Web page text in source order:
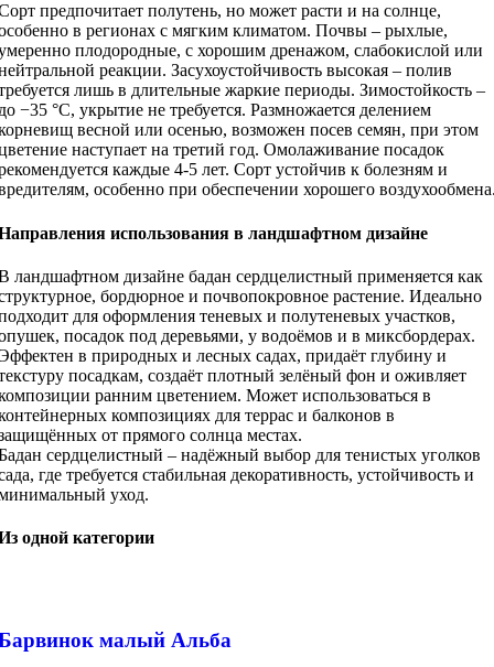
предпочитает полутень, но может расти и на солнце,
в регионах с мягким климатом. Почвы – рыхлые,
плодородные, с хорошим дренажом, слабокислой или
реакции. Засухоустойчивость высокая – полив
лишь в длительные жаркие периоды. Зимостойкость –
−35 °C, укрытие не требуется. Размножается делением
весной или осенью, возможен посев семян, при этом
наступает на третий год. Омолаживание посадок
каждые 4-5 лет. Сорт устойчив к болезням и
особенно при обеспечении хорошего
использования в ландшафтном дизайне
ландшафтном дизайне бадан сердцелистный применяется как
бордюрное и почвопокровное растение. Идеально
для оформления теневых и полутеневых участков,
посадок под деревьями, у водоёмов и в миксбордерах.
в природных и лесных садах, придаёт глубину и
посадкам, создаёт плотный зелёный фон и оживляет
ранним цветением. Может использоваться в
композициях для террас и балконов в
от прямого солнца местах.
сердцелистный – надёжный выбор для тенистых уголков
где требуется стабильная декоративность, устойчивость и
уход.
одной категории
малый Альба